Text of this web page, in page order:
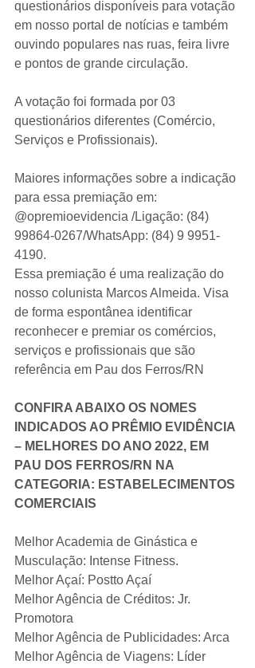
questionários disponíveis para votação
em nosso portal de notícias e também
ouvindo populares nas ruas, feira livre
e pontos de grande circulação.
A votação foi formada por 03
questionários diferentes (Comércio,
Serviços e Profissionais).
Maiores informações sobre a indicação
para essa premiação em:
@opremioevidencia /Ligação: (84)
99864-0267/WhatsApp: (84) 9 9951-
4190.
Essa premiação é uma realização do
nosso colunista Marcos Almeida. Visa
de forma espontânea identificar
reconhecer e premiar os comércios,
serviços e profissionais que são
referência em Pau dos Ferros/RN
CONFIRA ABAIXO OS NOMES
INDICADOS AO PRÊMIO EVIDÊNCIA
– MELHORES DO ANO 2022, EM
PAU DOS FERROS/RN NA
CATEGORIA: ESTABELECIMENTOS
COMERCIAIS
Melhor Academia de Ginástica e
Musculação: Intense Fitness.
Melhor Açaí: Postto Açaí
Melhor Agência de Créditos: Jr.
Promotora
Melhor Agência de Publicidades: Arca
Melhor Agência de Viagens: Líder